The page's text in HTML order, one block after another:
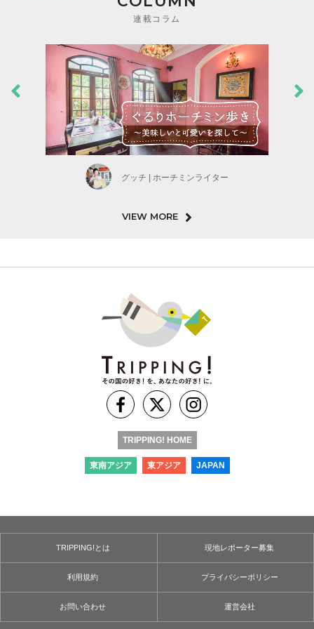
連載コラム
グッチ | ホーチミンライター
VIEW MORE
TRIPPING! HOME
東南アジア 東アジア JAPAN
TRIPPING!とは 現地レポーター募集
利用規約 プライバシーポリシー
お問い合わせ 運営会社